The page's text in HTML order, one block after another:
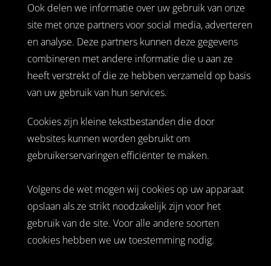
Ook delen we informatie over uw gebruik van onze
site met onze partners voor social media, adverteren
en analyse. Deze partners kunnen deze gegevens
combineren met andere informatie die u aan ze
heeft verstrekt of die ze hebben verzameld op basis
van uw gebruik van hun services.
Cookies zijn kleine tekstbestanden die door
websites kunnen worden gebruikt om
gebruikerservaringen efficiënter te maken.
Volgens de wet mogen wij cookies op uw apparaat
opslaan als ze strikt noodzakelijk zijn voor het
gebruik van de site. Voor alle andere soorten
cookies hebben we uw toestemming nodig.